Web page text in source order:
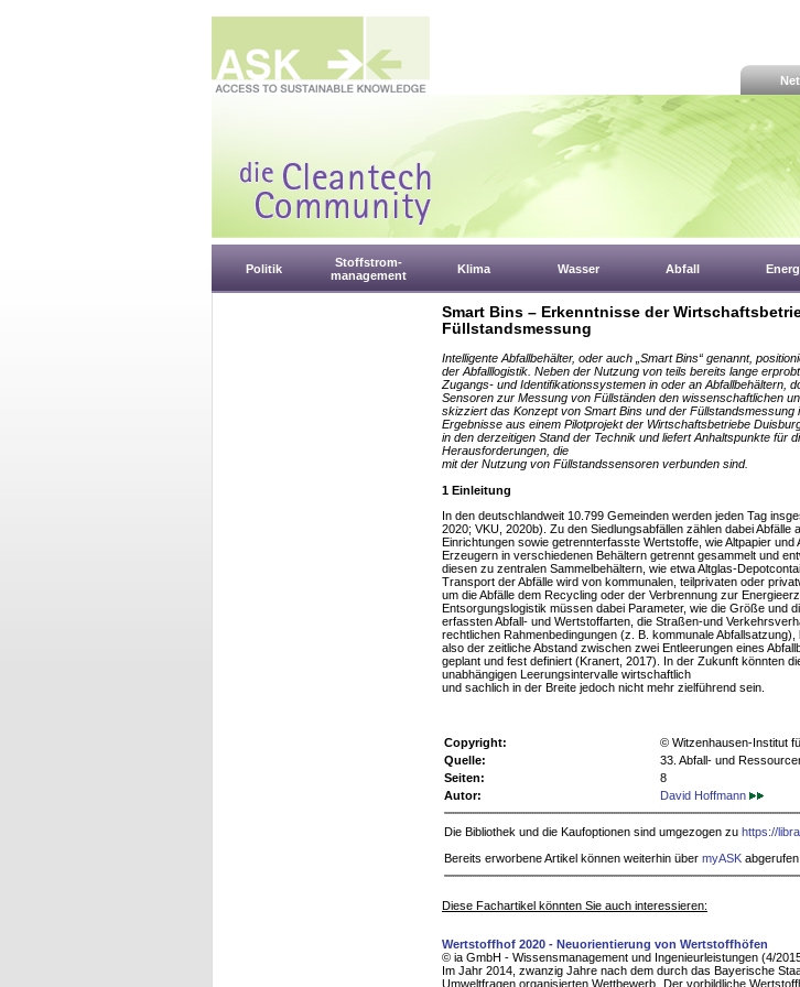
Politik
Stoffstrom-
management
Klima Wasser Abfall
Smart Bins – Erkenntnisse der
Füllstandsmessung
Intelligente Abfallbehälter, oder auch „Smart Bins“ genannt,
der Abfalllogistik. Neben der Nutzung von teils bereits lange
Zugangs- und Identifikationssystemen in oder an Abfallbehältern,
Sensoren zur Messung von Füllständen den wissenschaftlichen
skizziert das Konzept von Smart Bins und der Füllstandsmessung
Ergebnisse aus einem Pilotprojekt der Wirtschaftsbetriebe
in den derzeitigen Stand der Technik und liefert Anhaltspunkte für
Herausforderungen, die
mit der Nutzung von Füllstandssensoren verbunden sind.
1 Einleitung
In den deutschlandweit 10.799 Gemeinden werden jeden Tag
2020; VKU, 2020b). Zu den Siedlungsabfällen zählen dabei
Einrichtungen sowie getrennterfasste Wertstoffe, wie Altpapier
Erzeugern in verschiedenen Behältern getrennt gesammelt und
diesen zu zentralen Sammelbehältern, wie etwa Altglas-
Transport der Abfälle wird von kommunalen, teilprivaten oder
um die Abfälle dem Recycling oder der Verbrennung zur
Entsorgungslogistik müssen dabei Parameter, wie die Größe und
erfassten Abfall- und Wertstoffarten, die Straßen-und
rechtlichen Rahmenbedingungen (z. B. kommunale Abfallsatzung),
also der zeitliche Abstand zwischen zwei Entleerungen eines
geplant und fest definiert (Kranert, 2017). In der Zukunft könnten
unabhängigen Leerungsintervalle wirtschaftlich
und sachlich in der Breite jedoch nicht mehr zielführend sein.
Copyright:
© Witzenhausen-Institut
Quelle:
33. Abfall- und
Seiten:
8
Autor:
David Hoffmann
Die Bibliothek und die Kaufoptionen sind umgezogen zu https://
Bereits erworbene Artikel können weiterhin über myASK abgerufen
Diese Fachartikel könnten Sie auch interessieren:
Wertstoffhof 2020 - Neuorientierung von Wertstoffhöfen
© ia GmbH - Wissensmanagement und Ingenieurleistungen (4/
Im Jahr 2014, zwanzig Jahre nach dem durch das Bayerische
Umweltfragen organisierten Wettbewerb „Der vorbildliche